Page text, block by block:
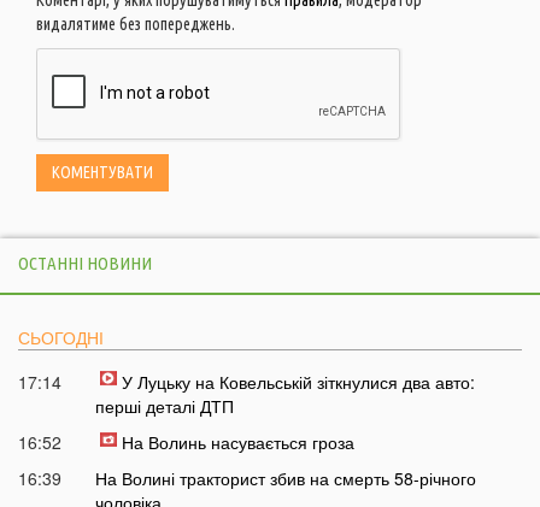
видалятиме без попереджень.
ОСТАННІ НОВИНИ
СЬОГОДНІ
17:14
У Луцьку на Ковельській зіткнулися два авто:
перші деталі ДТП
16:52
На Волинь насувається гроза
16:39
На Волині тракторист збив на смерть 58-річного